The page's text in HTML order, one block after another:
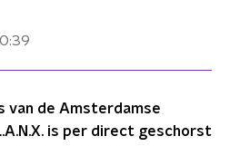
van de Amsterdamse
is per direct geschorst